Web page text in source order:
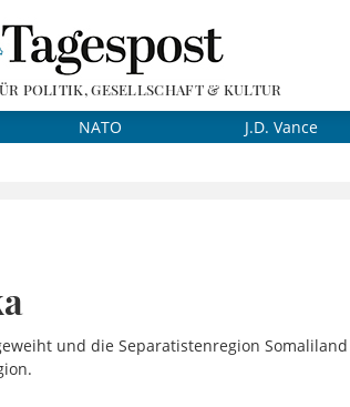
POLITIK, GESELLSCHAFT & KULTUR
NATO J.D. Vance
und die Separatistenregion